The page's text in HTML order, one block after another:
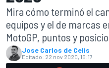
Mira cómo terminó el
equipos y el de marcas
MotoGP, puntos y
Jose Carlos de Celis
Editado: 22 nov 2020, 15:17